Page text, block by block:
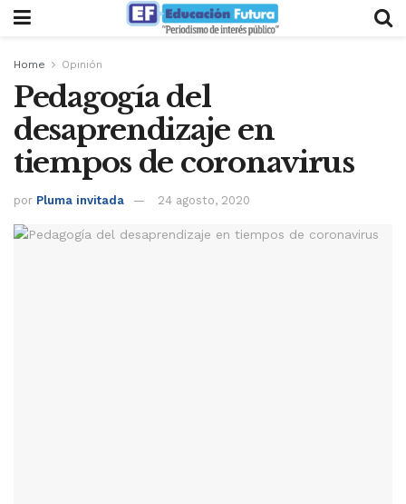
Home Opinión
Pedagogía del
desaprendizaje en
tiempos de coronavirus
por Pluma invitada 24 agosto, 2020